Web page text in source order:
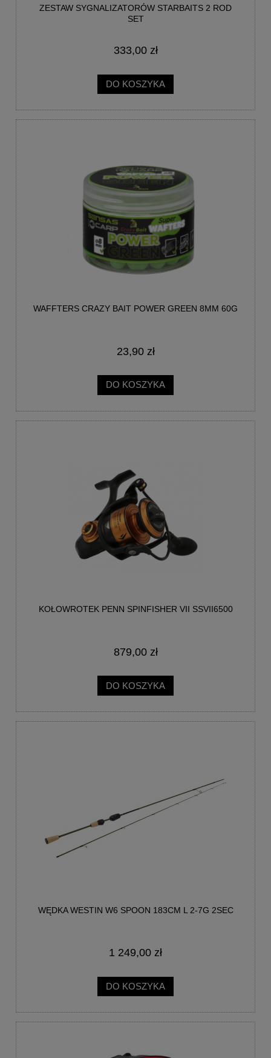
ZESTAW SYGNALIZATORÓW STARBAITS 2 ROD
SET
333,00 zł
DO KOSZYKA
WAFFTERS CRAZY BAIT POWER GREEN 8MM 60G
23,90 zł
DO KOSZYKA
KOŁOWROTEK PENN SPINFISHER VII SSVII6500
879,00 zł
DO KOSZYKA
WĘDKA WESTIN W6 SPOON 183CM L 2-7G 2SEC
1 249,00 zł
DO KOSZYKA